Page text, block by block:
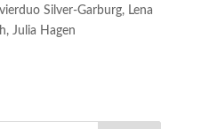
Silver-Garburg, Lena
Julia Hagen